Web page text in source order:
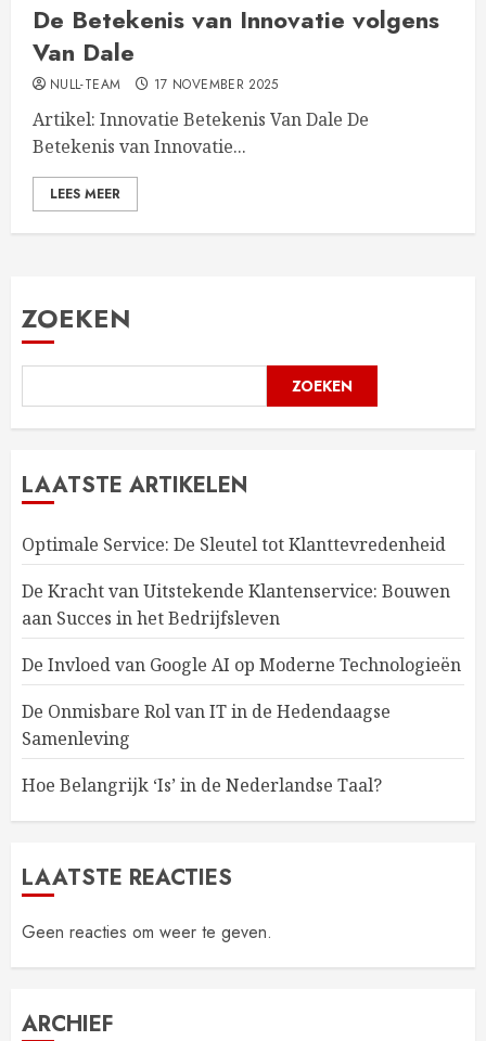
De Betekenis van Innovatie volgens
Van Dale
NULL-TEAM 17 NOVEMBER 2025
Artikel: Innovatie Betekenis Van Dale De
Betekenis van Innovatie...
LEES MEER
ZOEKEN
ZOEKEN
LAATSTE ARTIKELEN
Optimale Service: De Sleutel tot Klanttevredenheid
De Kracht van Uitstekende Klantenservice: Bouwen
aan Succes in het Bedrijfsleven
De Invloed van Google AI op Moderne Technologieën
De Onmisbare Rol van IT in de Hedendaagse
Samenleving
Hoe Belangrijk ‘Is’ in de Nederlandse Taal?
LAATSTE REACTIES
Geen reacties om weer te geven.
ARCHIEF